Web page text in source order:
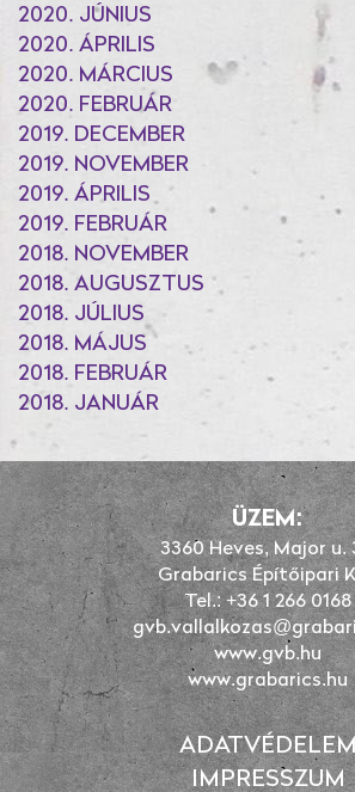
2020. JÚNIUS
2020. ÁPRILIS
2020. MÁRCIUS
2020. FEBRUÁR
2019. DECEMBER
2019. NOVEMBER
2019. ÁPRILIS
2019. FEBRUÁR
2018. NOVEMBER
2018. AUGUSZTUS
2018. JÚLIUS
2018. MÁJUS
2018. FEBRUÁR
2018. JANUÁR
ÜZEM:
3360 Heves, Major u.
Grabarics Építőipari
Tel.: +36 1 266 0168
www.gvb.hu
www.grabarics.hu
ADATVÉDELEM
IMPRESSZUM